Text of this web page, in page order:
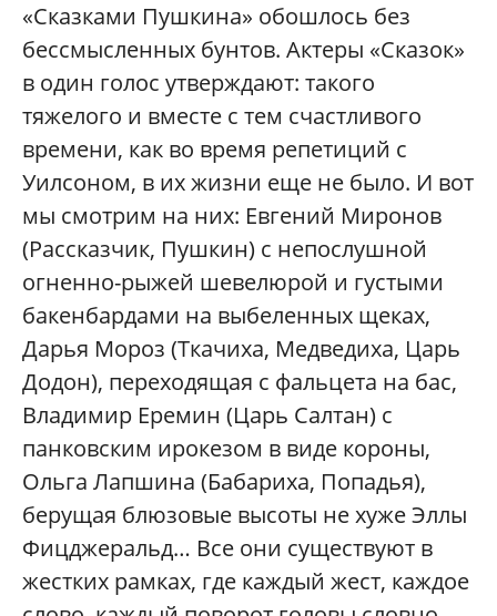
«Сказками Пушкина» обошлось без
бессмысленных бунтов. Актеры «Сказок»
в один голос утверждают: такого
тяжелого и вместе с тем счастливого
времени, как во время репетиций с
Уилсоном, в их жизни еще не было. И вот
мы смотрим на них: Евгений Миронов
(Рассказчик, Пушкин) с непослушной
огненно-рыжей шевелюрой и густыми
бакенбардами на выбеленных щеках,
Дарья Мороз (Ткачиха, Медведиха, Царь
Додон), переходящая с фальцета на бас,
Владимир Еремин (Царь Салтан) с
панковским ирокезом в виде короны,
Ольга Лапшина (Бабариха, Попадья),
берущая блюзовые высоты не хуже Эллы
Фицджеральд… Все они существуют в
жестких рамках, где каждый жест, каждое